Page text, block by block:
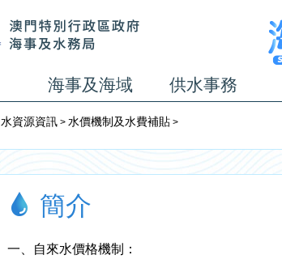
海事及海域 供水事務
水資源資訊 > 水價機制及水費補貼 >
簡介
一、自來水價格機制：